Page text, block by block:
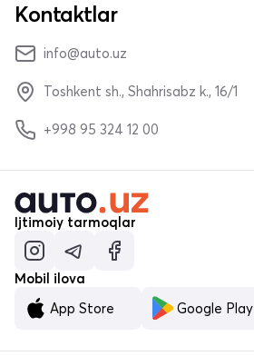
Kontaktlar
info@auto.uz
Toshkent sh., Shahrisabz k., 16/1
+998 95 324 12 00
Ijtimoiy tarmoqlar
Mobil ilova
App Store
Google Play